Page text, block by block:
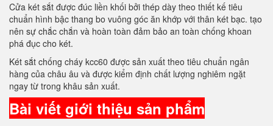
Cửa két sắt được đúc liền khối bởi thép dày theo thiết kế tiêu
chuẩn hình bậc thang bo vuông góc ăn khớp với thân két bạc. tạo
nên sự chắc chắn và hoàn toàn đảm bảo an toàn chống khoan
phá đục cho két.
Két sắt chống cháy kcc60 được sản xuất theo tiêu chuẩn ngân
hàng của châu âu và được kiểm định chất lượng nghiêm ngặt
ngay từ trong khâu sản xuất.
Bài viết giới thiệu sản phẩm